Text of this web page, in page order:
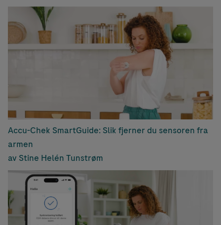
Accu-Chek SmartGuide: Slik fjerner du sensoren fra
armen
av Stine Helén Tunstrøm